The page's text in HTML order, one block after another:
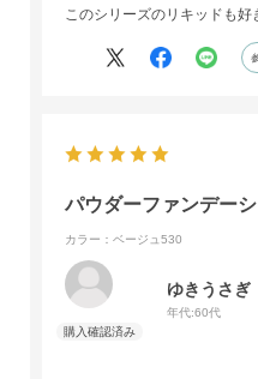
このシリーズのリキッドも好
パウダーファンデー
カラー：ベージュ530
ゆきうさぎ
年代:60代